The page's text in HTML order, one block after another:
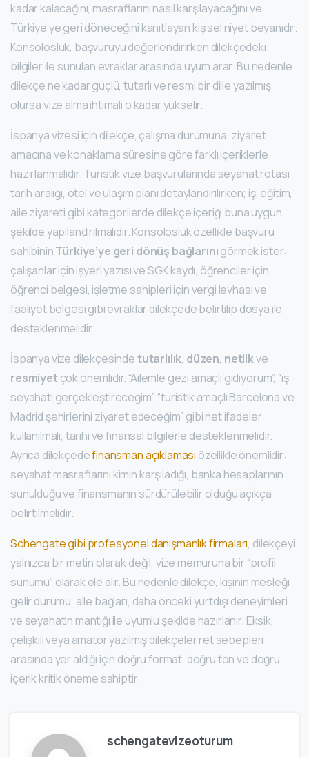
kadar kalacağını, masraflarını nasıl karşılayacağını ve
Türkiye’ye geri döneceğini kanıtlayan kişisel niyet beyanıdır.
Konsolosluk, başvuruyu değerlendirirken dilekçedeki
bilgiler ile sunulan evraklar arasında uyum arar. Bu nedenle
dilekçe ne kadar güçlü, tutarlı ve resmi bir dille yazılmış
olursa vize alma ihtimali o kadar yükselir.
İspanya vizesi için dilekçe, çalışma durumuna, ziyaret
amacına ve konaklama süresine göre farklı içeriklerle
hazırlanmalıdır. Turistik vize başvurularında seyahat rotası,
tarih aralığı, otel ve ulaşım planı detaylandırılırken; iş, eğitim,
aile ziyareti gibi kategorilerde dilekçe içeriği buna uygun
şekilde yapılandırılmalıdır. Konsolosluk özellikle başvuru
sahibininTürkiye’ye geri dönüş bağlarınıgörmek ister:
çalışanlar için işyeri yazısı ve SGK kaydı, öğrenciler için
öğrenci belgesi, işletme sahipleri için vergi levhası ve
faaliyet belgesi gibi evraklar dilekçede belirtilip dosya ile
desteklenmelidir.
İspanya vize dilekçesindetutarlılık, düzen, netlikve
resmiyetçok önemlidir. “Ailemle gezi amaçlı gidiyorum”, “iş
seyahati gerçekleştireceğim”, “turistik amaçlı Barcelona ve
Madrid şehirlerini ziyaret edeceğim” gibi net ifadeler
kullanılmalı, tarihi ve finansal bilgilerle desteklenmelidir.
Ayrıca dilekçedefinansman açıklaması özellikle önemlidir:
seyahat masraflarını kimin karşıladığı, banka hesaplarının
sunulduğu ve finansmanın sürdürülebilir olduğu açıkça
belirtilmelidir.
Schengate gibi profesyonel danışmanlık firmaları, dilekçeyi
yalnızca bir metin olarak değil, vize memuruna bir “profil
sunumu” olarak ele alır. Bu nedenle dilekçe, kişinin mesleği,
gelir durumu, aile bağları, daha önceki yurtdışı deneyimleri
ve seyahatin mantığı ile uyumlu şekilde hazırlanır. Eksik,
çelişkili veya amatör yazılmış dilekçeler ret sebepleri
arasında yer aldığı için doğru format, doğru ton ve doğru
içerik kritik öneme sahiptir.
schengatevizeoturum